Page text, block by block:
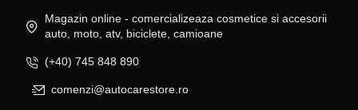
Magazin online - comercializeaza cosmetice si accesorii
auto, moto, atv, biciclete, camioane
(+40) 745 848 890
comenzi@autocarestore.ro